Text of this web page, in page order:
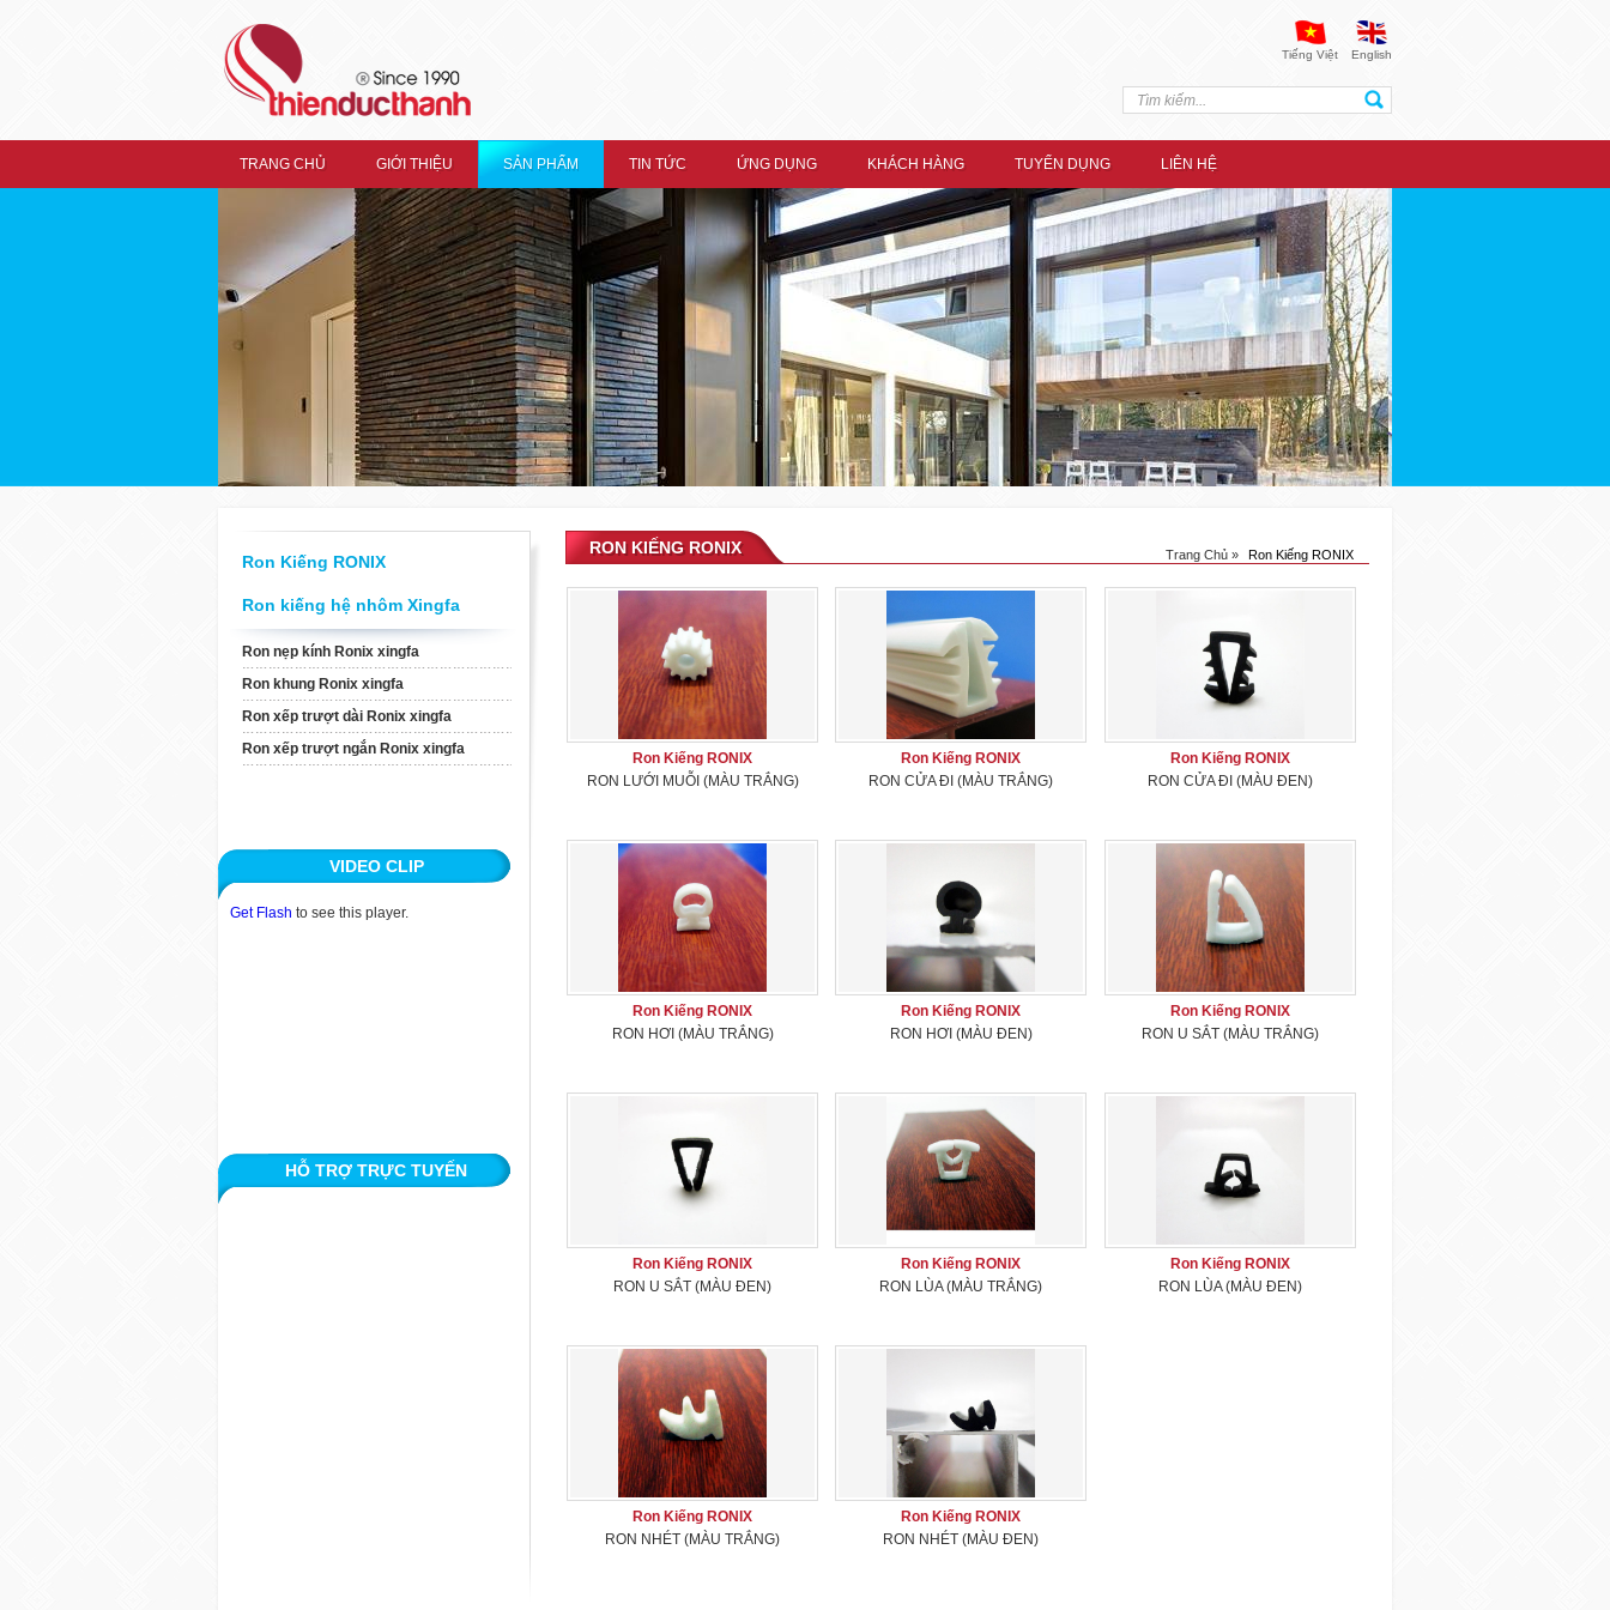
English
Tiếng Việt
TRANG CHỦ GIỚI THIỆU SẢN PHẨM TIN TỨC ỨNG DỤNG KHÁCH HÀNG TUYỂN DỤNG LIÊN HỆ
Ron Kiếng RONIX
Ron kiếng hệ nhôm Xingfa
Ron nẹp kính Ronix xingfa
Ron khung Ronix xingfa
Ron xếp trượt dài Ronix xingfa
Ron xếp trượt ngắn Ronix xingfa
VIDEO CLIP
Get Flash to see this player.
HỖ TRỢ TRỰC TUYẾN
RON KIẾNG RONIX Trang Chủ » Ron Kiếng RONIX
Ron Kiếng RONIX
RON LƯỚI MUỖI (MÀU TRẮNG)
Ron Kiếng RONIX
RON CỬA ĐI (MÀU TRẮNG)
Ron Kiếng RONIX
RON CỬA ĐI (MÀU ĐEN)
Ron Kiếng RONIX
RON HƠI (MÀU TRẮNG)
Ron Kiếng RONIX
RON HƠI (MÀU ĐEN)
Ron Kiếng RONIX
RON U SẮT (MÀU TRẮNG)
Ron Kiếng RONIX
RON U SẮT (MÀU ĐEN)
Ron Kiếng RONIX
RON LÙA (MÀU TRẮNG)
Ron Kiếng RONIX
RON LÙA (MÀU ĐEN)
Ron Kiếng RONIX
RON NHÉT (MÀU TRẮNG)
Ron Kiếng RONIX
RON NHÉT (MÀU ĐEN)